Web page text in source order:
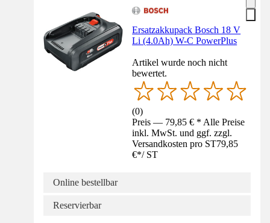
Ersatzakkupack Bosch 18 V
Li (4.0Ah) W-C PowerPlus
Artikel wurde noch nicht
bewertet.
(0)
Preis — 79,85 € * Alle Preise
inkl. MwSt. und ggf. zzgl.
Versandkosten pro ST79,85
€*/ ST
Online bestellbar
Reservierbar